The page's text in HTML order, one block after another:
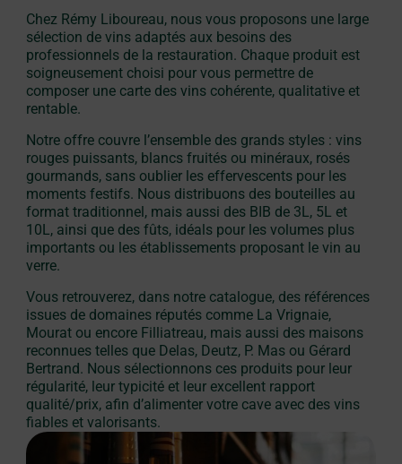
Chez Rémy Liboureau, nous vous proposons une large
sélection de vins adaptés aux besoins des
professionnels de la restauration. Chaque produit est
soigneusement choisi pour vous permettre de
composer une carte des vins cohérente, qualitative et
rentable.
Notre offre couvre l’ensemble des grands styles : vins
rouges puissants, blancs fruités ou minéraux, rosés
gourmands, sans oublier les effervescents pour les
moments festifs. Nous distribuons des bouteilles au
format traditionnel, mais aussi des BIB de 3L, 5L et
10L, ainsi que des fûts, idéals pour les volumes plus
importants ou les établissements proposant le vin au
verre.
Vous retrouverez, dans notre catalogue, des références
issues de domaines réputés comme La Vrignaie,
Mourat ou encore Filliatreau, mais aussi des maisons
reconnues telles que Delas, Deutz, P. Mas ou Gérard
Bertrand. Nous sélectionnons ces produits pour leur
régularité, leur typicité et leur excellent rapport
qualité/prix, afin d’alimenter votre cave avec des vins
fiables et valorisants.